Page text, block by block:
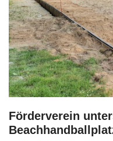
Förderverein